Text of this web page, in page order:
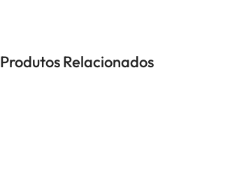
Produtos Relacionados